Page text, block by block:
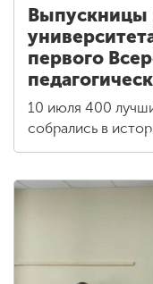
Выпускницы
первого
10 июля 400
собрались в